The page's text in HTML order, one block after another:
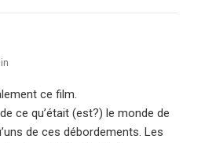
ce film.
ce qu’était (est?) le monde de
de ces débordements. Les